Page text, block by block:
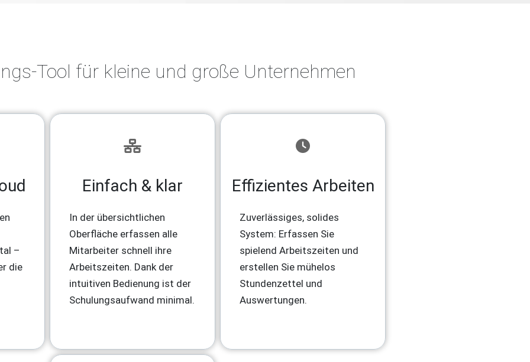
Tool für kleine und große Unternehmen
–
die
Einfach & klar
In der übersichtlichen
Oberfläche erfassen alle
Mitarbeiter schnell ihre
Arbeitszeiten. Dank der
intuitiven Bedienung ist der
Schulungsaufwand minimal.
Effizientes Arbeiten
Zuverlässiges, solides
System: Erfassen Sie
spielend Arbeitszeiten und
erstellen Sie mühelos
Stundenzettel und
Auswertungen.